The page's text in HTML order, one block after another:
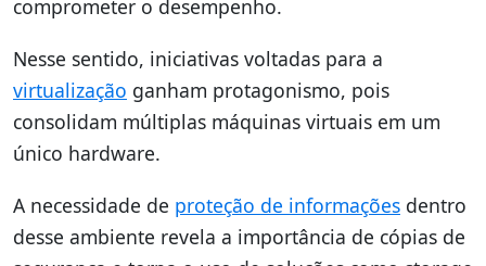
comprometer o desempenho.
Nesse sentido, iniciativas voltadas para a
virtualização ganham protagonismo, pois
consolidam múltiplas máquinas virtuais em um
único hardware.
A necessidade de proteção de informações dentro
desse ambiente revela a importância de cópias de